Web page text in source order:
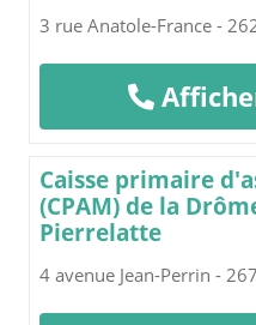
3 rue Anatole-France -
Caisse primaire
(CPAM) de la
Pierrelatte
4 avenue Jean-Perrin -